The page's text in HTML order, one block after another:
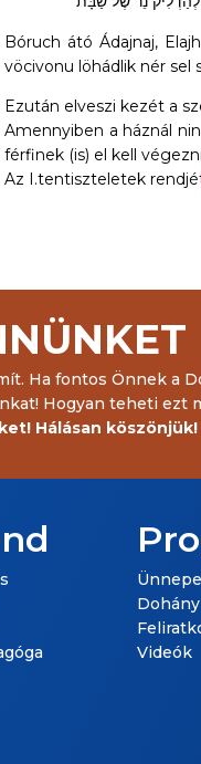
Bóruch átó Ádajnaj,
vöcivonu löhádlik nér sel
Ezután elveszi kezét a
Amennyiben a háznál
férfinek (is) el kell
Az I.tentiszteletek
Ha fontos Önnek a
Hogyan teheti ezt
Hálásan köszönjük!
Videók